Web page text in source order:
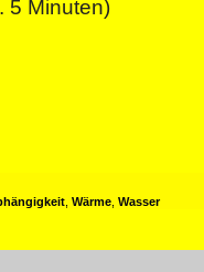
5 Minuten)
Wärme Wasser